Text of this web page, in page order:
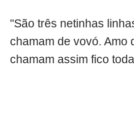
"São três netinhas
chamam de vovó. Amo
chamam assim fico